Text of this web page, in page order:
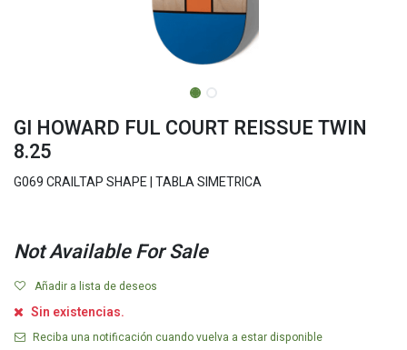
GI HOWARD FUL COURT REISSUE TWIN
8.25
G069 CRAILTAP SHAPE | TABLA SIMETRICA
Not Available For Sale
Añadir a lista de deseos
Sin existencias.
Reciba una notificación cuando vuelva a estar disponible